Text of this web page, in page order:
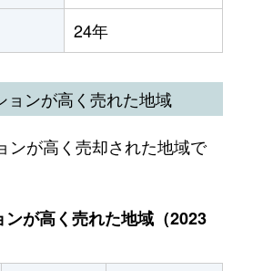
24年
ョンが高く売れた地域
ンが高く売却された地域で
が高く売れた地域（2023